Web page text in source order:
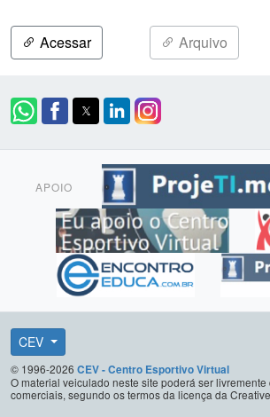
Acessar Arquivo
APOIO
CEV
© 1996-2026 CEV - Centro Esportivo Virtual
O material veiculado neste site poderá ser
comerciais, segundo os termos da licença da